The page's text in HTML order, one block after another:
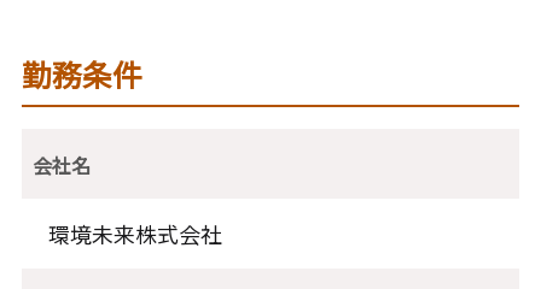
勤務条件
会社名
環境未来株式会社